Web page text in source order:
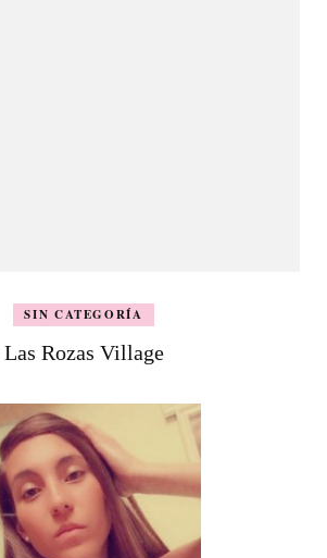
SIN CATEGORÍA
Las Rozas Village